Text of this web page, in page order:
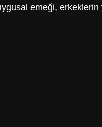
emeği, erkeklerin